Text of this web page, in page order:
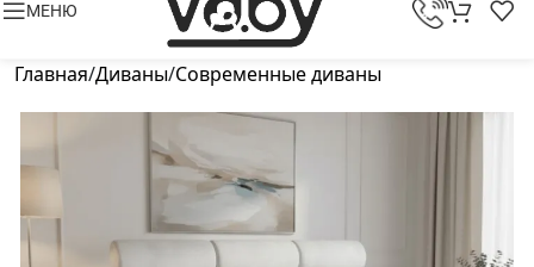
МЕНЮ
Главная/Диваны/Современные диваны